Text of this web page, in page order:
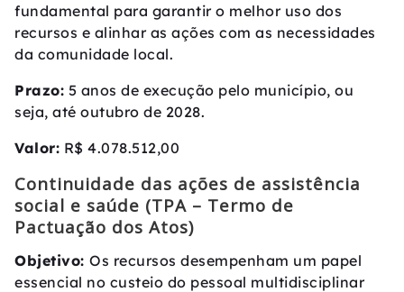
fundamental para garantir o melhor uso dos
recursos e alinhar as ações com as necessidades
da comunidade local.
Prazo: 5 anos de execução pelo município, ou
seja, até outubro de 2028.
Valor: R$ 4.078.512,00
Continuidade das ações de assistência
social e saúde (TPA – Termo de
Pactuação dos Atos)
Objetivo: Os recursos desempenham um papel
essencial no custeio do pessoal multidisciplinar